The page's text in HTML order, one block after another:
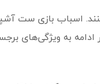
به ویژگی‌های